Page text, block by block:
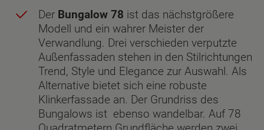
Der Bungalow 78 ist das nächstgrößere
Modell und ein wahrer Meister der
Verwandlung. Drei verschieden verputzte
Außenfassaden stehen in den Stilrichtungen
Trend, Style und Elegance zur Auswahl. Als
Alternative bietet sich eine robuste
Klinkerfassade an. Der Grundriss des
Bungalows ist ebenso wandelbar. Auf 78